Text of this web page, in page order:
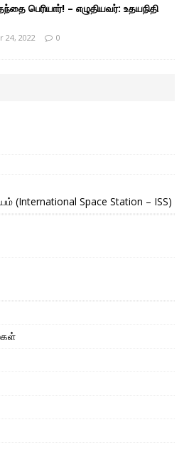
பெரியார்! – எழுதியவர்: உதயநிதி
24, 2022 0
(International Space Station – ISS)